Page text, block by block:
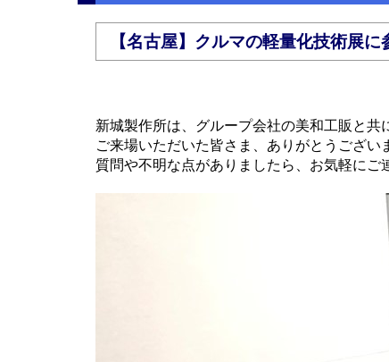
【名古屋】クルマの軽量化技術展に
新城製作所は、グループ会社の美和工販と共
ご来場いただいた皆さま、ありがとうござい
質問や不明な点がありましたら、お気軽にご